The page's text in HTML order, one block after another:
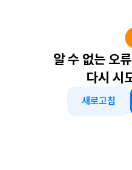
알 수 없는 오
다시 시
새로고침